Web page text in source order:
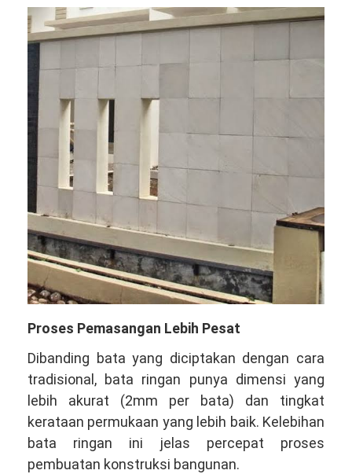
Proses Pemasangan Lebih Pesat
Dibanding bata yang diciptakan dengan cara
tradisional, bata ringan punya dimensi yang
lebih akurat (2mm per bata) dan tingkat
kerataan permukaan yang lebih baik. Kelebihan
bata ringan ini jelas percepat proses
pembuatan konstruksi bangunan.